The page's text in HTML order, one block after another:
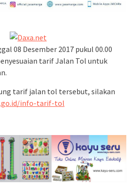
08 Desember 2017 pukul 00.00
tarif Jalan Tol untuk
tarif jalan tol tersebut, silakan
info-tarif-tol